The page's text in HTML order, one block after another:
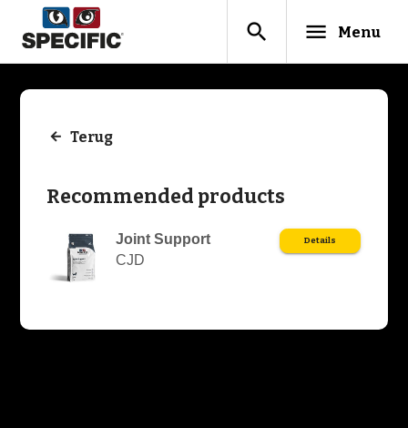
search menu Menu
Terug
Recommended products
Joint Support
CJD
Details